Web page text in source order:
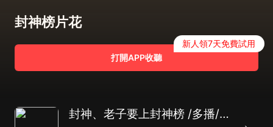
封神榜片花
打開APP收聽
新人領7天免費試用
封神、老子要上封神榜 /多播/爆笑/玄幻穿越劇